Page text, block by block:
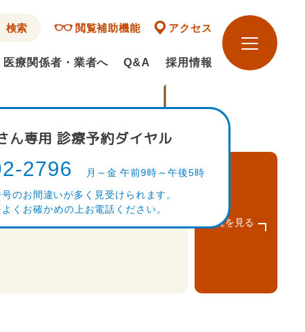
閲覧補助機能 アクセス
医療関係者・業者へ Q&A 採用情報
ん専用 診療予約ダイヤル
2796
月～金 午前9時～午後5時
のお間違いが多く見受けられます。
くお確かめの上お電話ください。
一覧を見る
医療関係者の方・業者の方へ
製薬会社・医療材料・医療機器メーカー
の方へ
メディアの方へ
お問い合わせ